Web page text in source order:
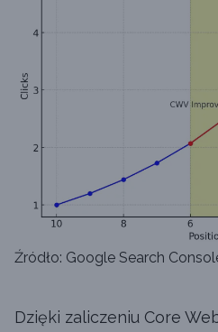
Źródło: Google Search
Dzięki zaliczeniu Core